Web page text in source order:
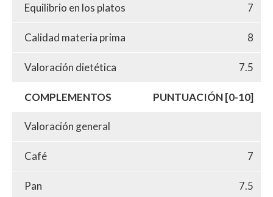
Equilibrio en los platos 7
Calidad materia prima 8
Valoración dietética 7.5
COMPLEMENTOS PUNTUACIÓN [0-10]
Valoración general
Café 7
Pan 7.5